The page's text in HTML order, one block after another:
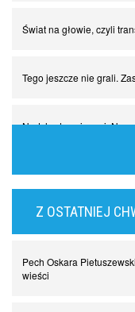
Świat na głowie, czyli
Tego jeszcze nie grali.
Nadchodzą giganci.
Lewandowski kontra
Piłkarz z numerem 47.
Z OSTATNIEJ
Pech Oskara
wieści